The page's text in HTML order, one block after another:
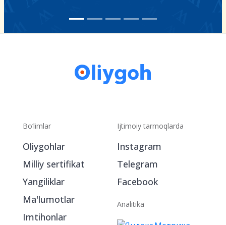
Bo‘limlar
Oliygohlar
Milliy sertifikat
Yangiliklar
Ma'lumotlar
Imtihonlar
Ijtimoiy tarmoqlarda
Instagram
Telegram
Facebook
Analitika